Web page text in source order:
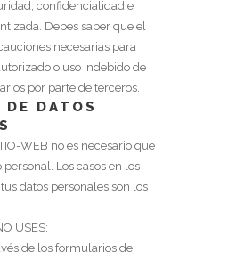
confidencialidad e
Debes saber que el
necesarias para
o uso indebido de
por parte de terceros.
DATOS
WEB no es necesario que
Los casos en los
datos personales son los
USES:
de los formularios de